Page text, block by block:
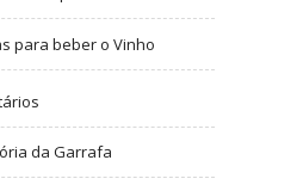
para beber o Vinho
da Garrafa